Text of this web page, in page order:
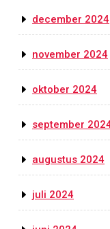
december 2024
november 2024
oktober 2024
september
augustus 2024
juli 2024